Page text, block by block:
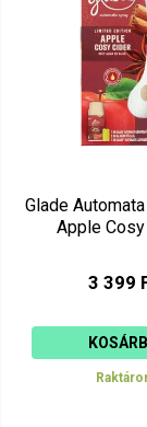
Ár szerint
Glade
Apple
3 399